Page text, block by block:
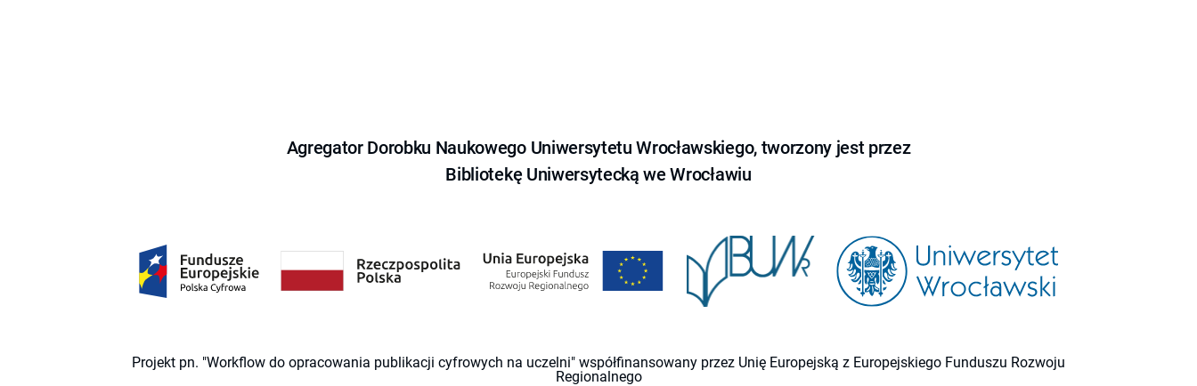
Agregator Dorobku Naukowego Uniwersytetu Wrocławskiego, tworzony jest przez
Bibliotekę Uniwersytecką we Wrocławiu
Projekt pn. "Workflow do opracowania publikacji cyfrowych na uczelni" współfinansowany przez Unię Europejską z Europejskiego Funduszu Rozwoju
Regionalnego